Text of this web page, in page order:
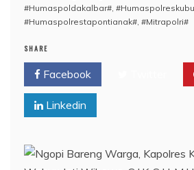
#Humaspoldakalbar#
#Humaspolrestapontianak# #Mitrapolri#
SHARE
Facebook
Linkedin